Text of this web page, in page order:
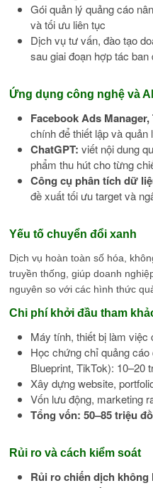
Gói quản lý quảng cáo
và tối ưu liên tục
Dịch vụ tư vấn, đào tạo
sau giai đoạn hợp tác ban
Ứng dụng công nghệ và AI
Facebook Ads
chính để thiết lập và quản
ChatGPT: viết nội dung
phẩm thu hút cho từng
Công cụ phân tích dữ
đề xuất tối ưu target và
Yếu tố chuyển đổi xanh
Dịch vụ hoàn toàn số hóa,
truyền thống, giúp doanh
nguyên so với các hình thức
Chi phí khởi đầu tham
Máy tính, thiết bị làm việc
Học chứng chỉ quảng
Blueprint, TikTok): 10–20
Xây dựng website,
Vốn lưu động, marketing
Tổng vốn: 50–85 triệu
Rủi ro và cách kiểm soát
Rủi ro chiến dịch